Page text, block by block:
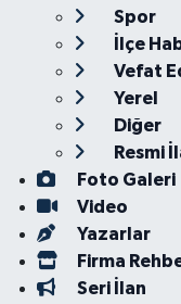
Spor
İlçe
Vefat
Yerel
Diğer
Resmi
Foto Galeri
Video
Yazarlar
Firma
Seri İlan